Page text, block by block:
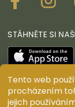
Tento web
procházením
jejich
STÁHNĚTE SI
© ANTIUM